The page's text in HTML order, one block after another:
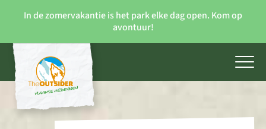
In de zomervakantie is het park elke dag open. Kom op
avontuur!